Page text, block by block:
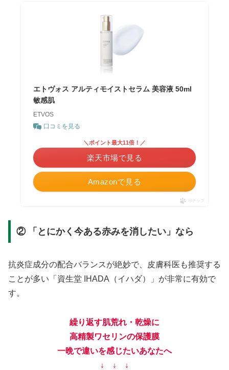
エトヴォス アルティモイストセラム 美容液 50ml
敏感肌
ETVOS
口コミを見る
Amazonで見る
＼ポイント最大11倍！／
楽天市場で見る
ポチップ
② 「とにかく今ある赤みを消したい」なら
抗炎症成分の配合バランスが絶妙で、皮膚科医も推奨する
ことが多い「資生堂 IHADA（イハダ）」が非常に有効で
す。
繰り返す肌荒れ・乾燥に
高精製ワセリンの保護膜
一晩で違いを感じたいあなたへ
↓ ↓ ↓